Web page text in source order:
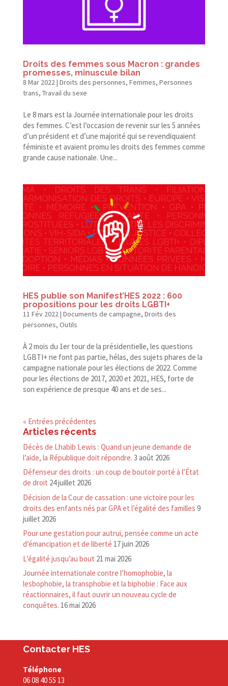
Droits des femmes sous Macron : grandes
promesses, minuscule bilan
8 Mar 2022| Droits des personnes, Femmes, Personnes
trans, Travail du sexe
Le 8 mars est la Journée internationale pour les droits
des femmes. C’est l’occasion de revenir sur les 5 années
d’un président et d’une majorité qui se revendiquaient
féministe et avaient promu les droits des femmes comme
grande cause nationale. Une...
HES publie son Manifest’HES 2022 : 600
propositions pour les droits LGBTI+
11 Fév 2022| Documents de campagne, Droits des
personnes, Outils
À 2 mois du 1er tour de la présidentielle, les questions
LGBTI+ ne font pas partie, hélas, des sujets phares de la
campagne nationale pour les élections de 2022. Comme
pour les élections de 2017, 2020 et 2021, HES, forte de
son expérience de presque 40 ans et de ses...
« Entrées précédentes
Articles récents
Décès de Lhabib Lewis : Quand un jeune demande de
l’aide, la République doit répondre. 3 août 2026
Défenseur des droits : un coup de boutoir porté à l’État
de droit 24 juillet 2026
Décision de la Cour de cassation : une victoire pour les
droits des enfants nés par GPA et l’égalité des familles 9
juillet 2026
Pour une gestation pour autrui, pensée comme un acte
d’émancipation et de liberté 17 juin 2026
L’égalité jusqu’au bout 21 mai 2026
Journée internationale contre l’homophobie, la
lesbophobie, la transphobie et la biphobie : Face aux
réactionnaires, il faut ouvrir un nouveau cycle de
conquêtes. 16 mai 2026
Contacter HES
Téléphone
06 08 40 55 13